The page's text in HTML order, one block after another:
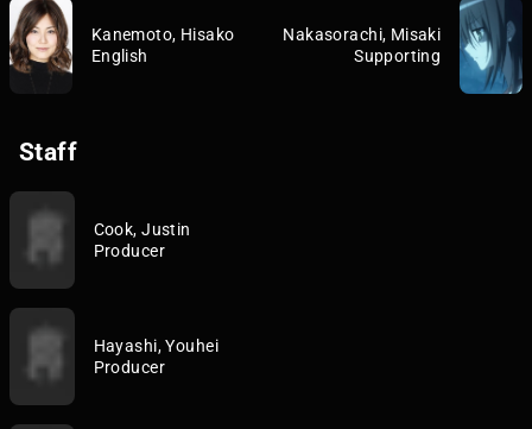
Kanemoto, Hisako
English
Nakasorachi, Misaki
Supporting
Staff
Cook, Justin
Producer
Hayashi, Youhei
Producer